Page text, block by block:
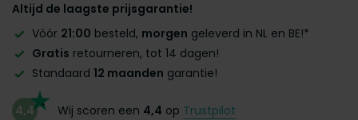
Altijd de laagste prijsgarantie!
Vóór 21:00 besteld, morgen geleverd in NL en BE!*
Gratis retourneren, tot 14 dagen!
Standaard 12 maanden garantie!
4,4 Wij scoren een 4,4 op Trustpilot